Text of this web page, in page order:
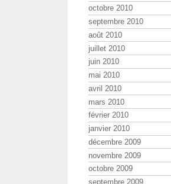
octobre 2010
septembre 2010
août 2010
juillet 2010
juin 2010
mai 2010
avril 2010
mars 2010
février 2010
janvier 2010
décembre 2009
novembre 2009
octobre 2009
septembre 2009